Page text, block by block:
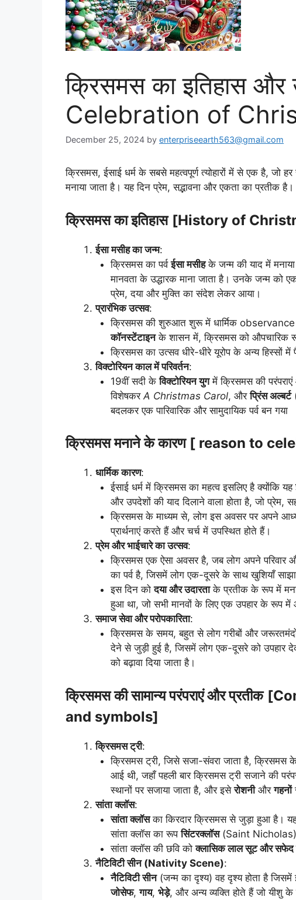
क्रिसमस का इतिहास
Celebration of
December 25, 2024 by enterpriseearth563@gmail.com
क्रिसमस, ईसाई धर्म के सबसे महत्वपूर्ण त्योहारों में से एक है, जो
मनाया जाता है। यह दिन प्रेम, सद्भावना और एकता का प्रतीक है।
क्रिसमस का इतिहास [History of
ईसा मसीह का जन्म:
क्रिसमस का पर्वईसा मसीहके जन्म की याद में
मानवता के उद्धारक माना जाता है। उनके जन्म को
प्रेम, दया और मुक्ति का संदेश लेकर आया।
प्रारंभिक उत्सव:
क्रिसमस की शुरुआत शुरू में धार्मिक observance
कॉनस्टेंटाइनके शासन में, क्रिसमस को औपचारिक
क्रिसमस का उत्सव धीरे-धीरे यूरोप के अन्य हिस्सों
विक्टोरियन काल में परिवर्तन:
19वीं सदी केविक्टोरियन युगमें क्रिसमस की
विशेषकर A Christmas Carol, औरप्रिंस अल्बर्ट
बदलकर एक पारिवारिक और सामुदायिक पर्व बन गया
क्रिसमस मनाने के कारण [ reason to
धार्मिक कारण:
ईसाई धर्म में क्रिसमस का महत्व इसलिए है क्योंकि यह
और उपदेशों की याद दिलाने वाला होता है, जो
क्रिसमस के माध्यम से, लोग इस अवसर पर अपने
प्रार्थनाएं करते हैं और चर्च में उपस्थित होते हैं।
प्रेम और भाईचारे का उत्सव:
क्रिसमस एक ऐसा अवसर है, जब लोग अपने परिवार
का पर्व है, जिसमें लोग एक-दूसरे के साथ खुशियाँ
इस दिन कोदया और उदारताके प्रतीक के रूप में
हुआ था, जो सभी मानवों के लिए एक उपहार के रूप
समाज सेवा और परोपकारिता:
क्रिसमस के समय, बहुत से लोग गरीबों और
देने से जुड़ी हुई है, जिसमें लोग एक-दूसरे को उपहार
को बढ़ावा दिया जाता है।
क्रिसमस की सामान्य परंपराएं और प्रतीक
and symbols]
क्रिसमस ट्री:
क्रिसमस ट्री, जिसे सजा-संवरा जाता है,
आई थी, जहाँ पहली बार क्रिसमस ट्री सजाने की
स्थानों पर सजाया जाता है, और इसेरोशनीऔरगहनों
सांता क्लॉस:
सांता क्लॉसका किरदार क्रिसमस से जुड़ा हुआ है। यह
सांता क्लॉस का रूपसिंटरक्लॉस(Saint Nicholas)
सांता क्लॉस की छवि कोक्लासिक लाल सूट और सफेद
नैटिविटी सीन (Nativity Scene):
नैटिविटी सीन(जन्म का दृश्य) वह दृश्य होता है जिसमें
जोसेफ,गाय, भेड़े, और अन्य व्यक्ति होते हैं जो यीशु के